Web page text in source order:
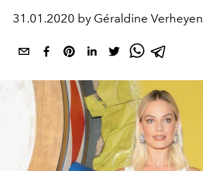
31.01.2020 by Géraldine Verheyen